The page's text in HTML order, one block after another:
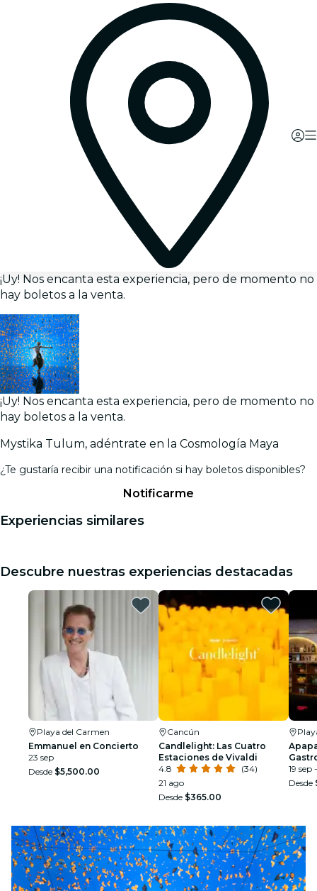
¡Uy! Nos encanta esta experiencia, pero de momento no
hay boletos a la venta.
¡Uy! Nos encanta esta experiencia, pero de momento no
hay boletos a la venta.
Mystika Tulum, adéntrate en la Cosmología Maya
¿Te gustaría recibir una notificación si hay boletos disponibles?
Notificarme
Experiencias similares
Descubre nuestras experiencias destacadas
Playa del Carmen
Emmanuel en Concierto
23 sep
Desde $5,500.00
Cancún
Candlelight: Las Cuatro
Estaciones de Vivaldi
4.8
(34)
21 ago
Desde $365.00
19 sep
Desde